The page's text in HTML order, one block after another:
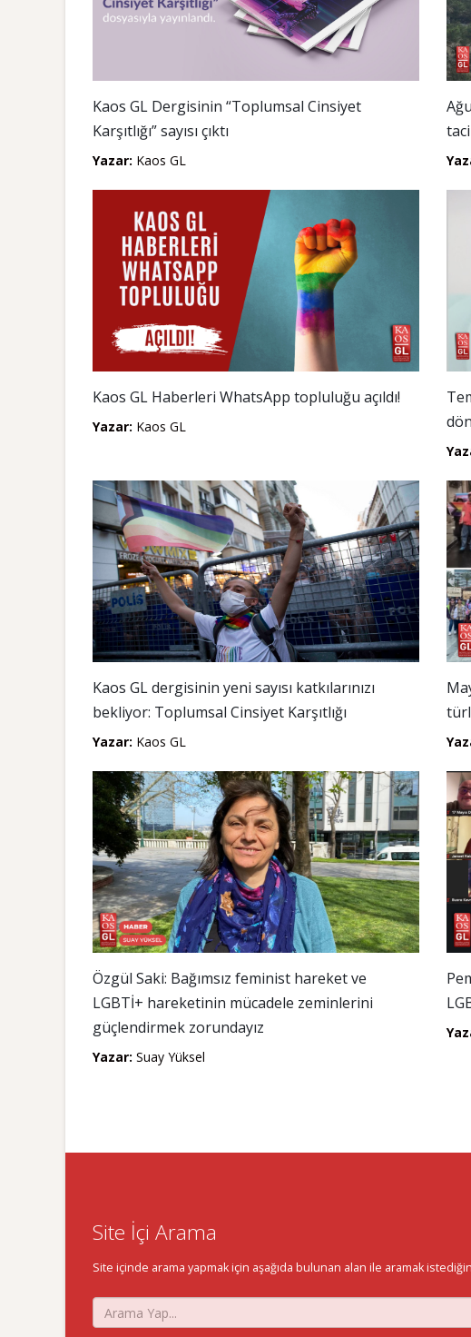
Kaos GL Dergisinin “Toplumsal Cinsiyet
Karşıtlığı” sayısı çıktı
Yazar: Kaos GL
Kaos GL Haberleri WhatsApp topluluğu açıldı!
Yazar: Kaos GL
Kaos GL dergisinin yeni sayısı katkılarınızı
bekliyor: Toplumsal Cinsiyet Karşıtlığı
Yazar: Kaos GL
Özgül Saki: Bağımsız feminist hareket ve
LGBTİ+ hareketinin mücadele zeminlerini
güçlendirmek zorundayız
Yazar: Suay Yüksel
Site İçi Arama
Site içinde arama yapmak için aşağıda bulunan alan ile aramak